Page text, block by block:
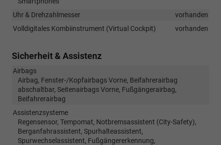
Uhr & Drehzahlmesser
vorhanden
Volldigitales Kombiinstrument (Virtual Cockpit)
vorhanden
Sicherheit & Assistenz
Airbags
Airbag, Fenster-/Kopfairbags Vorne, Beifahrerairbag
abschaltbar, Seitenairbags Vorne, Fußgängerairbag,
Beifahrerairbag
Assistenzsysteme
Regensensor, Tempomat, Notbremsassistent (City-Safety),
Berganfahrassistent, Spurhalteassistent,
Spurwechselassistent, Fußgängererkennung,